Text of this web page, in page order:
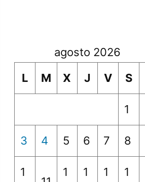
agosto 2026
L
M X J V S
1
3 4 5 6 7 8
1
1
1
1
1